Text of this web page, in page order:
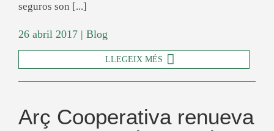
seguros son [...]
26 abril 2017 | Blog
LLEGEIX MÉS
Arç Cooperativa renueva